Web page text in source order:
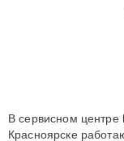
В сервисном
Красноярске